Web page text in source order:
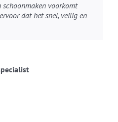
voorkomt
dat het snel, veilig en